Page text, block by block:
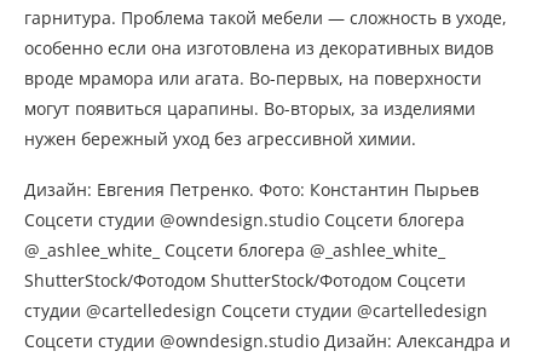
гарнитура. Проблема такой мебели — сложность в уходе,
особенно если она изготовлена из декоративных видов
вроде мрамора или агата. Во-первых, на поверхности
могут появиться царапины. Во-вторых, за изделиями
нужен бережный уход без агрессивной химии.
Дизайн: Евгения Петренко. Фото: Константин Пырьев
Соцсети студии @owndesign.studio Соцсети блогера
@_ashlee_white_ Соцсети блогера @_ashlee_white_
ShutterStock/Фотодом ShutterStock/Фотодом Соцсети
студии @cartelledesign Соцсети студии @cartelledesign
Соцсети студии @owndesign.studio Дизайн: Александра и